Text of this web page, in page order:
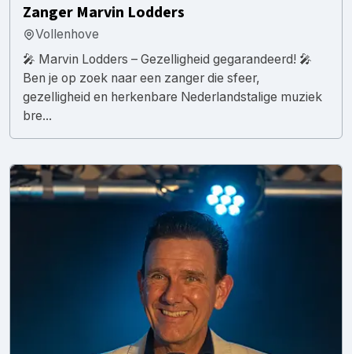
Zanger Marvin Lodders
Vollenhove
🎤 Marvin Lodders – Gezelligheid gegarandeerd! 🎤
Ben je op zoek naar een zanger die sfeer,
gezelligheid en herkenbare Nederlandstalige muziek
bre...